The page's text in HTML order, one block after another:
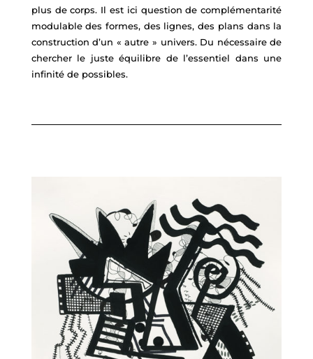
plus de corps. Il est ici question de complémentarité
modulable des formes, des lignes, des plans dans la
construction d’un « autre » univers. Du nécessaire de
chercher le juste équilibre de l’essentiel dans une
infinité de possibles.